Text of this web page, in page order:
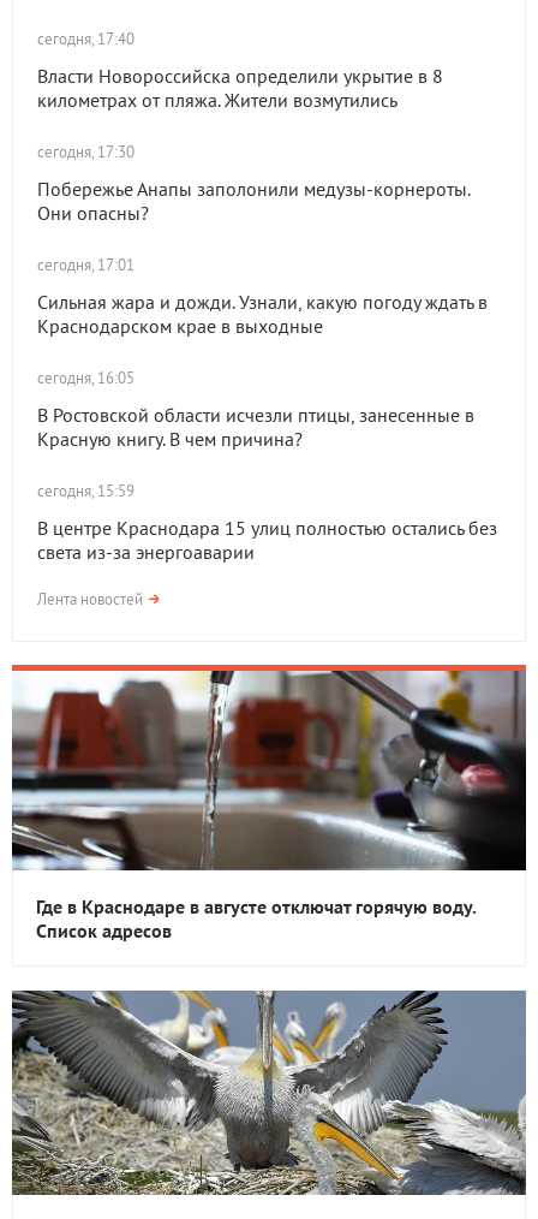
сегодня, 17:40
Власти Новороссийска определили укрытие в 8
километрах от пляжа. Жители возмутились
сегодня, 17:30
Побережье Анапы заполонили медузы-корнероты.
Они опасны?
сегодня, 17:01
Сильная жара и дожди. Узнали, какую погоду ждать в
Краснодарском крае в выходные
сегодня, 16:05
В Ростовской области исчезли птицы, занесенные в
Красную книгу. В чем причина?
сегодня, 15:59
В центре Краснодара 15 улиц полностью остались без
света из-за энергоаварии
Лента новостей
Где в Краснодаре в августе отключат горячую воду.
Список адресов